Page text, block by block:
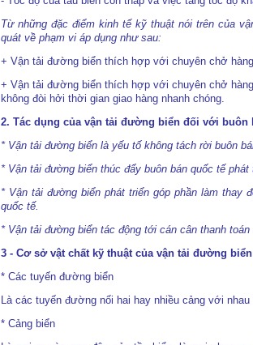
Từ những đặc điểm kinh tế kỹ thuật nói trên của
quát về phạm vi áp dụng như sau:
+ Vận tải đường biển thích hợp với chuyên chở
+ Vận tải đường biển thích hợp với chuyên chở
không đòi hởi thời gian giao hàng nhanh chóng.
2. Tác dụng của vận tải đường biển đối với buôn
* Vận tải đường biển là yếu tố không tách rời buôn
* Vận tải đường biển thúc đẩy buôn bán quốc tế phát
* Vận tải đường biển phát triển góp phần làm thay
quốc tế.
* Vận tải đường biển tác động tới cán cân thanh toán
3 - Cơ sở vật chất kỹ thuật của vận tải đường biển
* Các tuyến đường biển
Là các tuyến đường nối hai hay nhiều cảng với
* Cảng biển